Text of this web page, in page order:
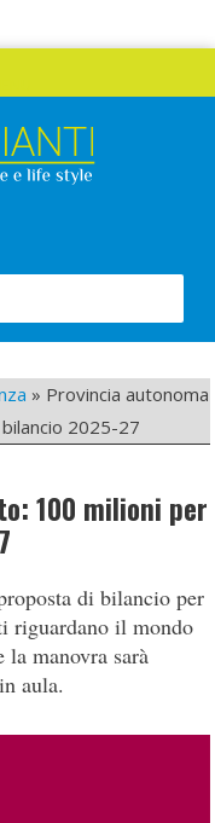
» Provincia autonoma
2025-27
100 milioni per
di bilancio per
riguardano il mondo
manovra sarà
aula.